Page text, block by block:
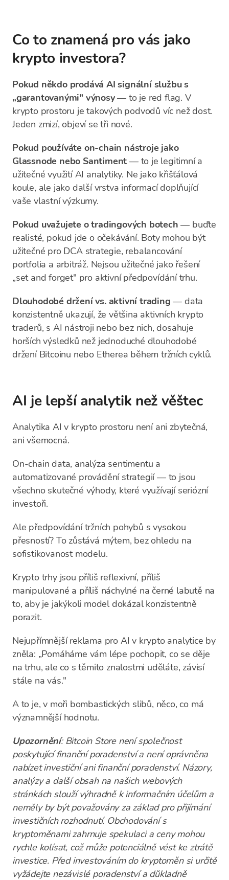
Co to znamená pro vás jako
krypto investora?
Pokud někdo prodává AI signální službu s
„garantovanými" výnosy— to je red flag. V
krypto prostoru je takových podvodů víc než dost.
Jeden zmizí, objeví se tři nové.
Pokud používáte on-chain nástroje jako
Glassnode nebo Santiment— to je legitimní a
užitečné využití AI analytiky. Ne jako křišťálová
koule, ale jako další vrstva informací doplňující
vaše vlastní výzkumy.
Pokud uvažujete o tradingových botech — buďte
realisté, pokud jde o očekávání. Boty mohou být
užitečné pro DCA strategie, rebalancování
portfolia a arbitráž. Nejsou užitečné jako řešení
„set and forget" pro aktivní předpovídání trhu.
Dlouhodobé držení vs. aktivní trading — data
konzistentně ukazují, že většina aktivních krypto
traderů, s AI nástroji nebo bez nich, dosahuje
horších výsledků než jednoduché dlouhodobé
držení Bitcoinu nebo Etherea během tržních cyklů.
AI je lepší analytik než věštec
Analytika AI v krypto prostoru není ani zbytečná,
ani všemocná.
On-chain data, analýza sentimentu a
automatizované provádění strategií — to jsou
všechno skutečné výhody, které využívají seriózní
investoři.
Ale předpovídání tržních pohybů s vysokou
přesností? To zůstává mýtem, bez ohledu na
sofistikovanost modelu.
Krypto trhy jsou příliš reflexivní, příliš
manipulované a příliš náchylné na černé labutě na
to, aby je jakýkoli model dokázal konzistentně
porazit.
Nejupřímnější reklama pro AI v krypto analytice by
zněla: „Pomáháme vám lépe pochopit, co se děje
na trhu, ale co s těmito znalostmi uděláte, závisí
stále na vás."
A to je, v moři bombastických slibů, něco, co má
významnější hodnotu.
Upozornění: Bitcoin Store není společnost
poskytující finanční poradenství a není oprávněna
nabízet investiční ani finanční poradenství. Názory,
analýzy a další obsah na našich webových
stránkách slouží výhradně k informačním účelům a
neměly by být považovány za základ pro přijímání
investičních rozhodnutí. Obchodování s
kryptoměnami zahrnuje spekulaci a ceny mohou
rychle kolísat, což může potenciálně vést ke ztrátě
investice. Před investováním do kryptoměn si určitě
vyžádejte nezávislé poradenství a důkladně